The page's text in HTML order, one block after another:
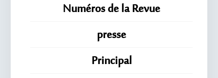
Numéros de la Revue
presse
Principal